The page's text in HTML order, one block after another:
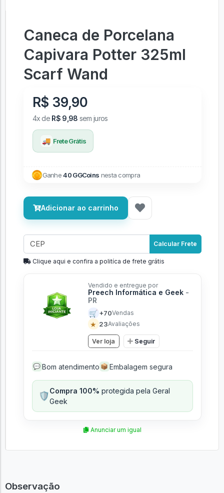
Caneca de Porcelana
Capivara Potter 325ml
Scarf Wand
R$ 39,90
4x de R$ 9,98 sem juros
🚚 Frete Grátis
Ganhe40 GGCoins nesta compra
Adicionar ao carrinho
Calcular Frete
Clique aqui e confira a politíca de frete grátis
Vendido e entregue por
Preech Informática e Geek -
PR
🛒 +70Vendas
★ 23Avaliações
Ver loja Seguir
💬 Bom atendimento 📦 Embalagem segura
🛡️Compra 100% protegida pela Geral
Geek
Anunciar um igual
Observação